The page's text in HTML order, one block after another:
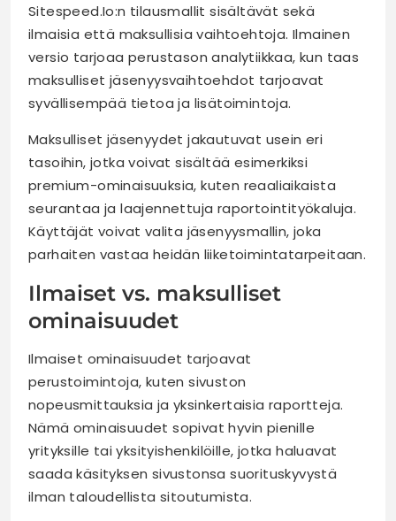
Sitespeed.Io:n tilausmallit sisältävät sekä
ilmaisia että maksullisia vaihtoehtoja. Ilmainen
versio tarjoaa perustason analytiikkaa, kun taas
maksulliset jäsenyysvaihtoehdot tarjoavat
syvällisempää tietoa ja lisätoimintoja.
Maksulliset jäsenyydet jakautuvat usein eri
tasoihin, jotka voivat sisältää esimerkiksi
premium-ominaisuuksia, kuten reaaliaikaista
seurantaa ja laajennettuja raportointityökaluja.
Käyttäjät voivat valita jäsenyysmallin, joka
parhaiten vastaa heidän liiketoimintatarpeitaan.
Ilmaiset vs. maksulliset
ominaisuudet
Ilmaiset ominaisuudet tarjoavat
perustoimintoja, kuten sivuston
nopeusmittauksia ja yksinkertaisia raportteja.
Nämä ominaisuudet sopivat hyvin pienille
yrityksille tai yksityishenkilöille, jotka haluavat
saada käsityksen sivustonsa suorituskyvystä
ilman taloudellista sitoutumista.